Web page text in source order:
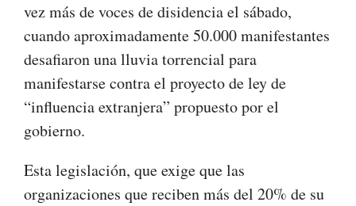
vez más de voces de disidencia el sábado,
cuando aproximadamente 50.000 manifestantes
desafiaron una lluvia torrencial para
manifestarse contra el proyecto de ley de
“influencia extranjera” propuesto por el
gobierno.
Esta legislación, que exige que las
organizaciones que reciben más del 20% de su